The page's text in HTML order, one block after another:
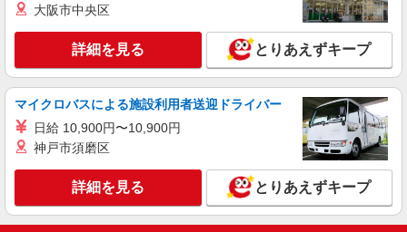
残業代支給 ★交通費別途支給（規定あり） ゜
+゜・。○。・゜+゜・。○。・゜+゜ 入社祝い金10
万円支給(規定有) お友達を紹介頂くと, インセンテ
ィブ支給(規定有) ★月2回払い・週払い可能（規程
有）★ ゜・。○。・゜+゜・。○。・゜+゜
岐阜県岐阜市のsoftbankショップ
キープ 詳細を見る
派遣社員
株式会社シエロ
人気機種に詳しくなれる携帯販売【au】
月給273200円〜 ※残業手当別途支給 ※研修期
間6か月・時給1550円〜 ★交通費別途支給（規定
あり） ゜+゜・。○。・゜+゜・。○。・゜+゜ 入
社祝い金10万円支給(規定有) お友達を紹介頂くと,
岐阜県岐阜市の家電量販店
大阪市中央区
詳細を見る とりあえずキープ
マイクロバスによる施設利用者送迎ドライバー
日給 10,900円〜10,900円
神戸市須磨区
詳細を見る とりあえずキープ